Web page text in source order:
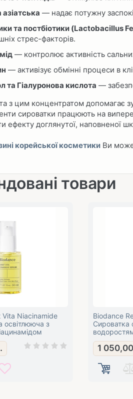
— надає потужну
та постбіотики (Lactobacillus
стрес-факторів.
— контролює активність
— активізує обмінні процеси в
та Гіалуронова кислота —
з цим концентратом допомагає
сироватки працюють на
ефекту доглянутої, наповненої
корейської косметики Ви
товари
Vita Niacinamide
освітлююча з
Biodance
Сироватка
1 050,00